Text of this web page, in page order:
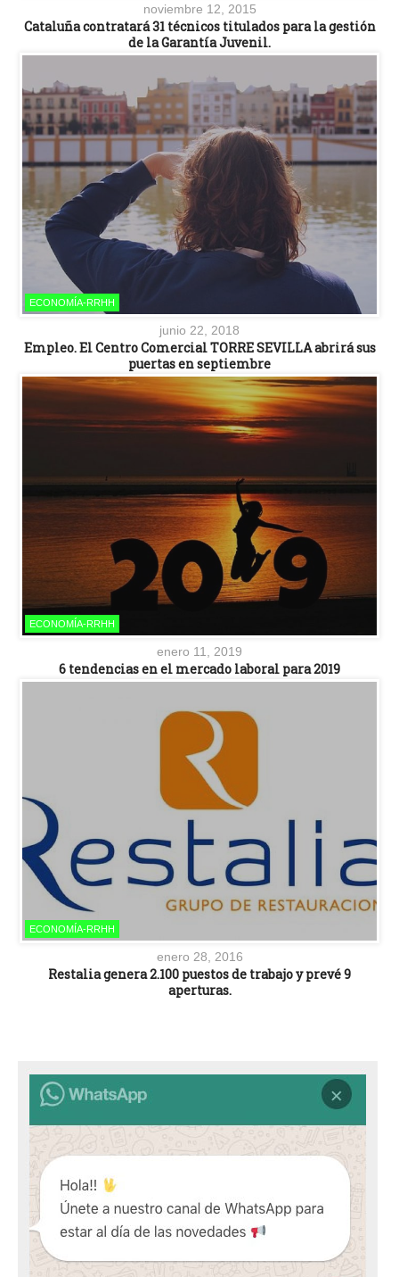
noviembre 12, 2015
Cataluña contratará 31 técnicos titulados para la gestión
de la Garantía Juvenil.
ECONOMÍA-RRHH
junio 22, 2018
Empleo. El Centro Comercial TORRE SEVILLA abrirá sus
puertas en septiembre
ECONOMÍA-RRHH
enero 11, 2019
6 tendencias en el mercado laboral para 2019
ECONOMÍA-RRHH
enero 28, 2016
Restalia genera 2.100 puestos de trabajo y prevé 9
aperturas.